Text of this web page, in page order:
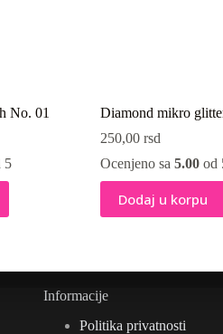
No. 01
5
Diamond mikro
250,00 rsd
Ocenjeno sa 5.00od
Dodaj u korpu
Informacije
Politika privatnosti